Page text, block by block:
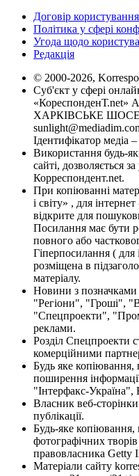
Договір
Політика у сфері
Угода щодо
Редакція
© 2000-2026,
Суб'єкт у сфері
«КореспонденТ.net»
ХАРКІВСЬКЕ ШОСЕ,
Ідентифікатор медіа
Використання будь-
сайті, дозволяється
Корреспондент.net.
При копіюванні
і світу» , для
відкрите для
Посилання має бути
повного або
Гіперпосилання (
розміщена в
матеріалу.
Новини з
"Регіони", "Гроші",
"Спецпроекти",
реклами.
Розділ Спецпроекти
комерційними
Будь яке копіювання,
поширення
"Інтерфакс-Україна",
Власник веб-
публікації.
Будь-яке копіювання,
фотографічних творів
правовласника Getty
Матеріали сайту